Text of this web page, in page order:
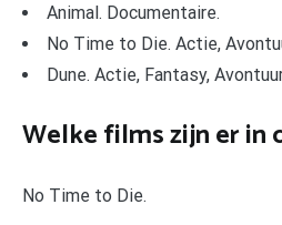
Animal. Documentaire.
No Time to Die. Actie,
Dune. Actie, Fantasy,
Welke films zijn er in
No Time to Die.